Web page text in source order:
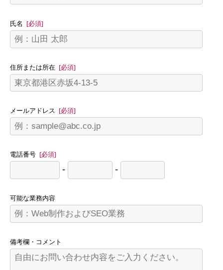
氏名 [必須]
住所または所在 [必須]
メールアドレス [必須]
電話番号 [必須]
- -
可能な業務内容
備考欄・コメント